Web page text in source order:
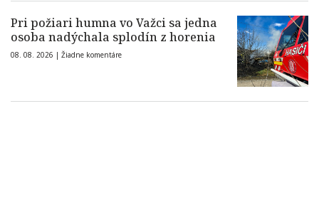
Pri požiari humna vo Važci sa jedna
osoba nadýchala splodín z horenia
08. 08. 2026 | Žiadne komentáre